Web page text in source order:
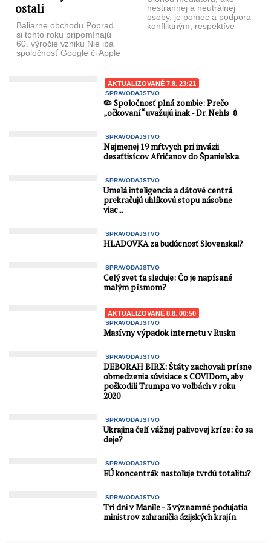
ostali
Baliarne obchodu Poprad
si tohto roku pripomínajú
60. výročie vzniku Nie iba
spoločnosť Google či Apple
nestran­nej a neutrálnej
osoby, je pomoc a podpora
konfliktným, respektíve
AKTUALIZOVANÉ 7.8. 23:21
SPRAVODAJSTVO
🦠 Spoločnosť plná zombie: Prečo
„očkovaní“ uvažujú inak - Dr. Nehls 💉
SPRAVODAJSTVO
Najmenej 19 mŕtvych pri invázii
desaťtisícov Afričanov do Španielska
SPRAVODAJSTVO
Umelá inteligencia a dátové centrá
prekračujú uhlíkovú stopu násobne
viac...
SPRAVODAJSTVO
HLADOVKA za budúcnosť Slovenska⁉️
SPRAVODAJSTVO
Celý svet ťa sleduje: Čo je napísané
malým písmom?
AKTUALIZOVANÉ 8.8. 00:50
SPRAVODAJSTVO
Masívny výpadok internetu v Rusku
SPRAVODAJSTVO
DEBORAH BIRX: Štáty zachovali prísne
obmedzenia súvisiace s COVIDom, aby
poškodili Trumpa vo voľbách v roku
2020
SPRAVODAJSTVO
Ukrajina čelí vážnej palivovej kríze: čo sa
deje?
SPRAVODAJSTVO
EÚ koncentrák nastoľuje tvrdú totalitu?
SPRAVODAJSTVO
Tri dni v Manile - 3 významné podujatia
ministrov zahraničia ázijských krajín